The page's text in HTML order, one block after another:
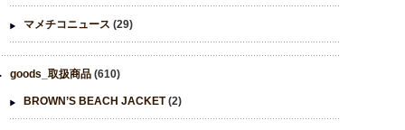
マメチコニュース (29)
goods_取扱商品 (610)
BROWN’S BEACH JACKET(2)